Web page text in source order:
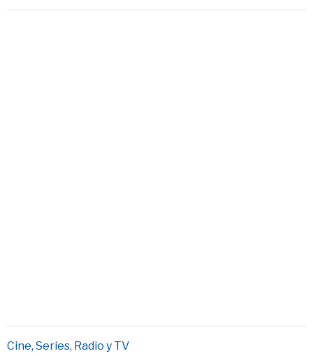
Cine, Series, Radio y TV